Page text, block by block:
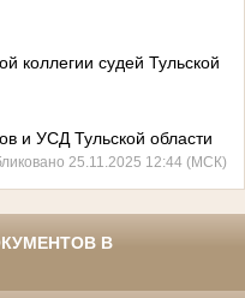
коллегии судей Тульской
и УСД Тульской области
25.11.2025 12:44 (МСК)
В